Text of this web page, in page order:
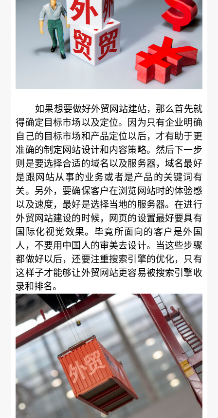
如果想要做好外贸网站建站，那么首先就
得确定目标市场以及定位。因为只有企业明确
自己的目标市场和产品定位以后，才有助于更
准确的制定网站设计和内容策略。然后下一步
则是要选择合适的域名以及服务器，域名最好
是跟网站从事的业务或者是产品的关键词有
关。另外，要确保客户在浏览网站时的体验感
以及速度，最好是选择当地的服务器。在进行
外贸网站建设的时候，网页的设置最好要具有
国际化视觉效果。毕竟所面向的客户是外国
人，不要用中国人的审美去设计。当这些步骤
都做好以后，还要注重搜索引擎的优化，只有
这样子才能够让外贸网站更容易被搜索引擎收
录和排名。